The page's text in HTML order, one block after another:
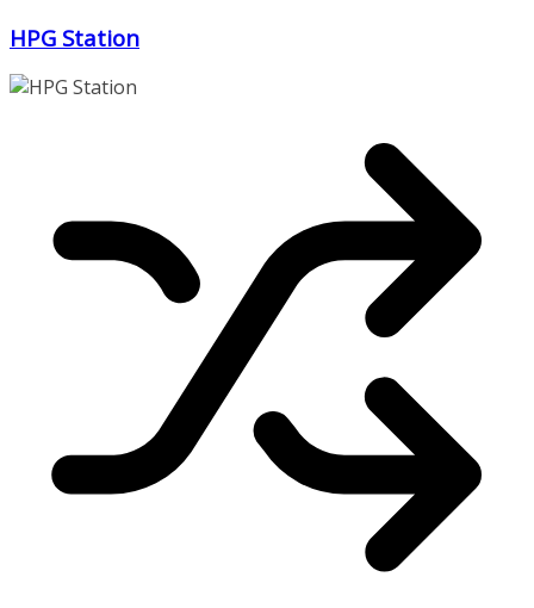
Zum
springen
HPG Station